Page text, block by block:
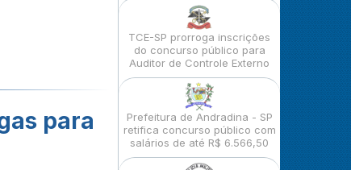
para
TCE-SP prorroga inscrições
do concurso público para
Auditor de Controle Externo
Prefeitura de Andradina - SP
retifica concurso público com
salários de até R$ 6.566,50